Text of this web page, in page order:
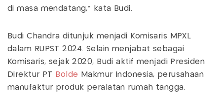
di masa mendatang," kata Budi.
Budi Chandra ditunjuk menjadi Komisaris MPXL
dalam RUPST 2024. Selain menjabat sebagai
Komisaris, sejak 2020, Budi aktif menjadi Presiden
Direktur PT
Bolde Makmur Indonesia, perusahaan
manufaktur produk peralatan rumah tangga.